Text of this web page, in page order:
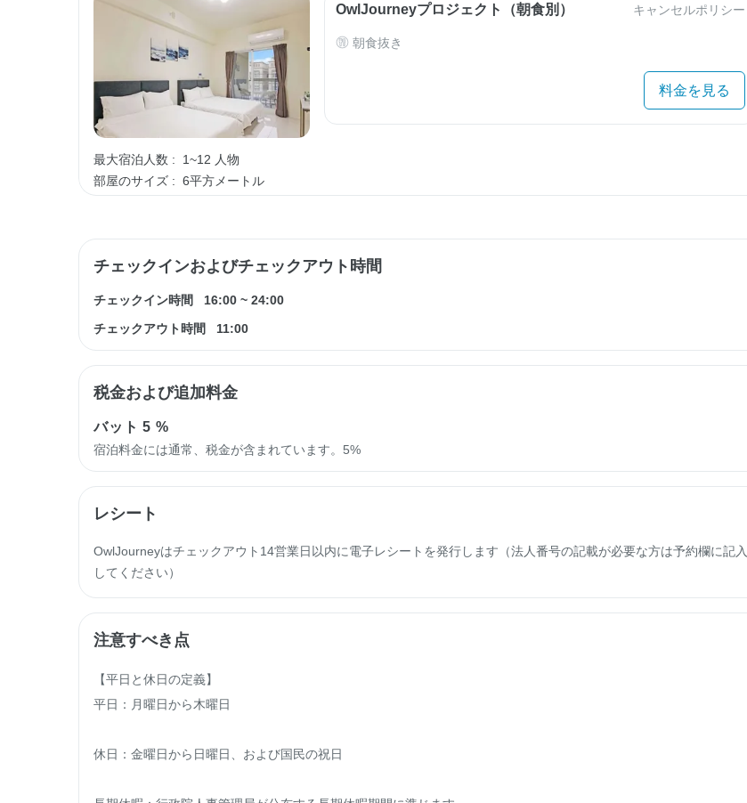
最大宿泊人数 :
1~12 人物
部屋のサイズ : 6平方メートル
OwlJourneyプロジェクト（朝食別） キャンセルポリシー
朝食抜き
料金を見る
チェックインおよびチェックアウト時間
チェックイン時間 16:00 ~ 24:00
チェックアウト時間
11:00
税金および追加料金
バット5 %
宿泊料金には通常、税金が含まれています。5%
レシート
OwlJourneyはチェックアウト14営業日以内に電子レシートを発行します（法人番号の記載が必要な方は予約欄に記入
してください）
注意すべき点
【平日と休日の定義】
平日：月曜日から木曜日
休日：金曜日から日曜日、および国民の祝日